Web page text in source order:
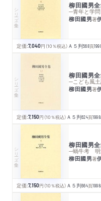
シリーズ・全集 柳田國男
─青年と学
柳田國男著
定価:7,040円 （10％税込） Ａ５判568頁
シリーズ・全集 柳田國男
─こども風
柳田國男著
定価:7,150円 （10％税込） Ａ５判624頁
シリーズ・全集 柳田國男
─蝸牛考 明
柳田國男著
定価:7,150円 （10％税込） Ａ５判664頁